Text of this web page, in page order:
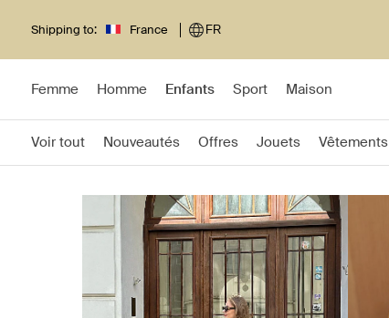
Shipping to: France FR
Femme Homme Enfants Sport Maison
Voir tout Nouveautés Offres Jouets Vêtements